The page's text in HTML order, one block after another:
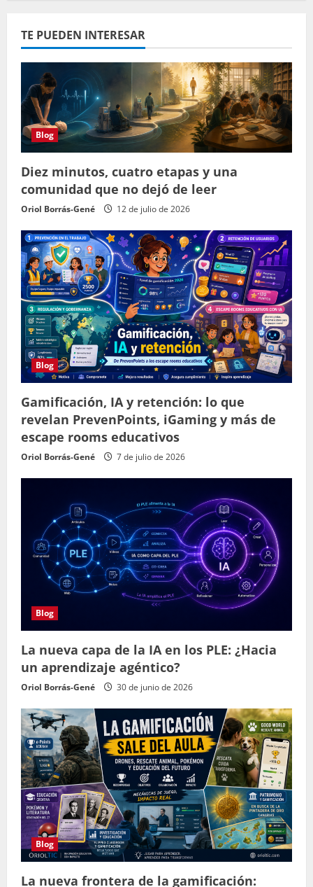
TE PUEDEN INTERESAR
Blog
Diez minutos, cuatro etapas y una
comunidad que no dejó de leer
Oriol Borrás-Gené 12 de julio de 2026
Blog
Gamificación, IA y retención: lo que
revelan PrevenPoints, iGaming y más de
escape rooms educativos
Oriol Borrás-Gené 7 de julio de 2026
Blog
La nueva capa de la IA en los PLE: ¿Hacia
un aprendizaje agéntico?
Oriol Borrás-Gené 30 de junio de 2026
Blog
La nueva frontera de la gamificación: